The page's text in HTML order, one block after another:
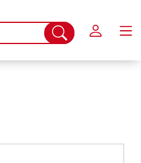
Suche
abschicken